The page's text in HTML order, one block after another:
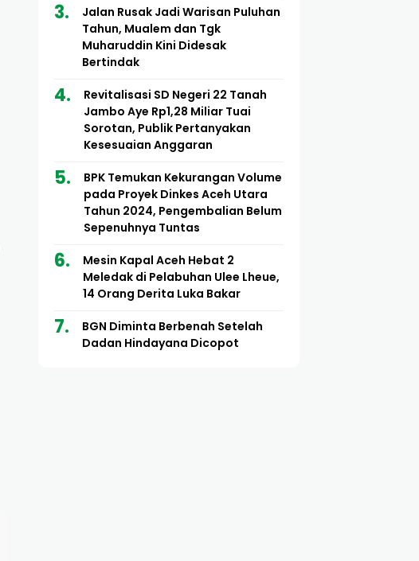
Jalan Rusak Jadi Warisan Puluhan
Tahun, Mualem dan Tgk
Muharuddin Kini Didesak
Bertindak
Revitalisasi SD Negeri 22 Tanah
Jambo Aye Rp1,28 Miliar Tuai
Sorotan, Publik Pertanyakan
Kesesuaian Anggaran
BPK Temukan Kekurangan Volume
pada Proyek Dinkes Aceh Utara
Tahun 2024, Pengembalian Belum
Sepenuhnya Tuntas
Mesin Kapal Aceh Hebat 2
Meledak di Pelabuhan Ulee Lheue,
14 Orang Derita Luka Bakar
BGN Diminta Berbenah Setelah
Dadan Hindayana Dicopot